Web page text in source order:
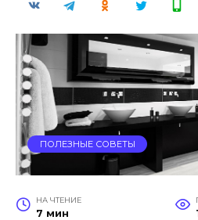
ПОЛЕЗНЫЕ СОВЕТЫ
НА ЧТЕНИЕ
7 мин